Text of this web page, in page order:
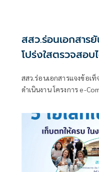
สสว.ร่อนเอกสาร
โปร่งใสตรวจสอ
สสว.ร่อนเอกสารแจงข้อเ
ดำเนินงาน โครงการ e-
ได้ทุกขั้นตอน